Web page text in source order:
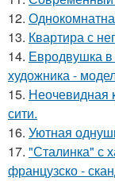
12.
13. Квартира с
14. Евродвушка в
художника -
15. Неочевидная
сити.
16. Уютная
17. "Сталинка" с
французско -